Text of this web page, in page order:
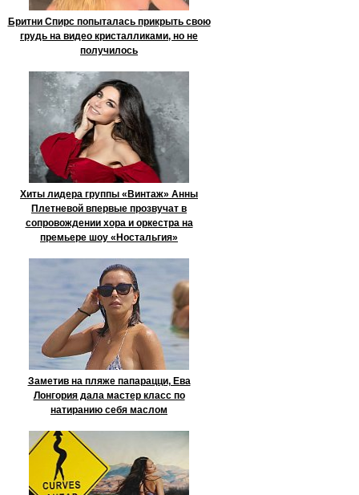
Бритни Спирс попыталась прикрыть свою
грудь на видео кристалликами, но не
получилось
Хиты лидера группы «Винтаж» Анны
Плетневой впервые прозвучат в
сопровождении хора и оркестра на
премьере шоу «Ностальгия»
Заметив на пляже папарацци, Ева
Лонгория дала мастер класс по
натиранию себя маслом